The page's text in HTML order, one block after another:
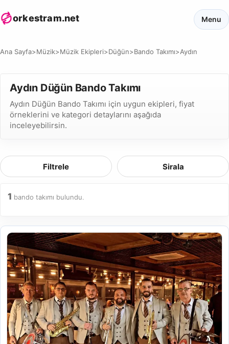
orkestram.net Menu
Ana Sayfa>Müzik>Müzik Ekipleri>Düğün>Bando Takımı>Aydın
Aydın Düğün Bando Takımı
Aydın Düğün Bando Takımı için uygun ekipleri, fiyat
örneklerini ve kategori detaylarını aşağıda
inceleyebilirsin.
Filtrele Sirala
1 bando takımı bulundu.